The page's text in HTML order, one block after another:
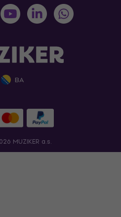
BA
MUZIKER a.s.